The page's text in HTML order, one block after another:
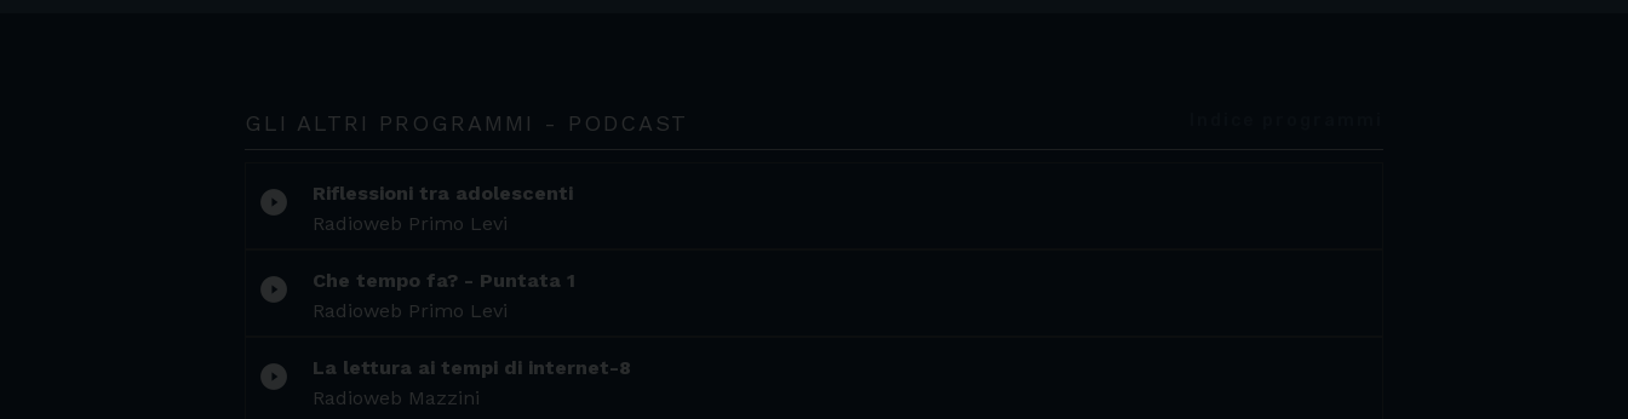
GLI ALTRI PROGRAMMI - PODCAST
play_circle_filled
Riflessioni tra adolescenti
Radioweb Primo Levi
play_circle_filled
Che tempo fa? - Puntata 1
Radioweb Primo Levi
play_circle_filled
La lettura ai tempi di internet-8
Radioweb Mazzini